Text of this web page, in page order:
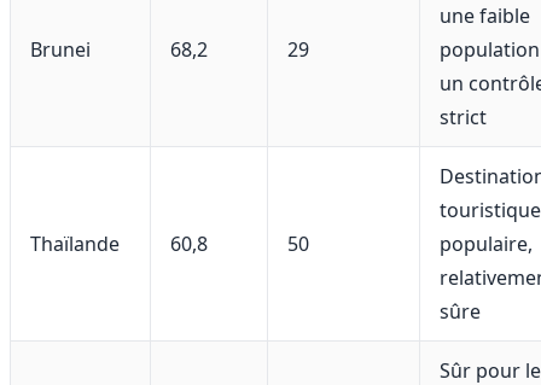
Brunei 68,2 29
une faible
un
strict
Thaïlande 60,8 50
touristique
populaire,
sûre
Sûr pour